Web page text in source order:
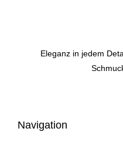
Eleganz in jedem
Navigation